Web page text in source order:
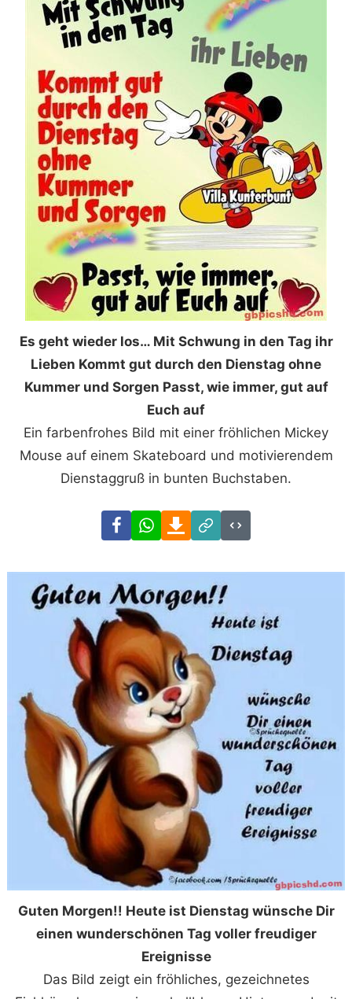
Es geht wieder los… Mit Schwung in den Tag ihr
Lieben Kommt gut durch den Dienstag ohne
Kummer und Sorgen Passt, wie immer, gut auf
Euch auf
Ein farbenfrohes Bild mit einer fröhlichen Mickey
Mouse auf einem Skateboard und motivierendem
Dienstaggruß in bunten Buchstaben.
FacebookWhatsAppDownload
Link
Code
Guten Morgen!! Heute ist Dienstag wünsche Dir
einen wunderschönen Tag voller freudiger
Ereignisse
Das Bild zeigt ein fröhliches, gezeichnetes